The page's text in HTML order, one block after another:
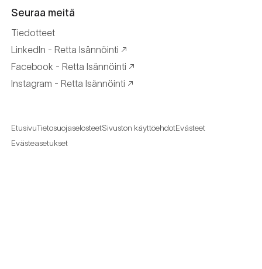
Seuraa meitä
Tiedotteet
LinkedIn - Retta Isännöinti
Facebook - Retta Isännöinti
Instagram - Retta Isännöinti
EtusivuTietosuojaselosteetSivuston käyttöehdotEvästeet
Evästeasetukset